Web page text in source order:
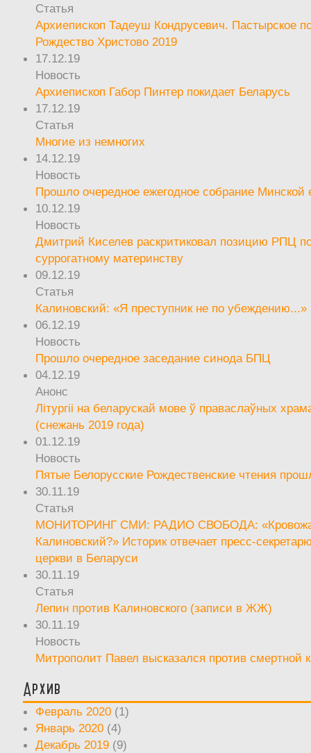
Статья
Архиепископ Тадеуш Кондрусевич. Пастырское
Рождество Христово 2019
17.12.19
Новость
Архиепископ Габор Пинтер покидает Беларусь
17.12.19
Статья
Многие из немногих
14.12.19
Новость
Прошло очередное ежегодное собрание
10.12.19
Новость
Дмитрий Киселев раскритиковал позицию РПЦ
суррогатному материнству
09.12.19
Статья
Калиновский: «Я преступник не по убеждению...»
06.12.19
Новость
Прошло очередное заседание синода БПЦ
04.12.19
Анонс
Літургіі на беларускай мове ў праваслаўных
(снежань 2019 года)
01.12.19
Новость
Пятые Белорусские Рождественские чтения
30.11.19
Статья
МОНИТОРИНГ СМИ: РАДИО СВОБОДА:
Калиновский?» Историк отвечает пресс-
церкви в Беларуси
30.11.19
Статья
Лепин против Калиновского (записи в ЖЖ)
30.11.19
Новость
Митрополит Павел высказался против смертной
Архив
Февраль 2020 (1)
Январь 2020 (4)
Декабрь 2019 (9)